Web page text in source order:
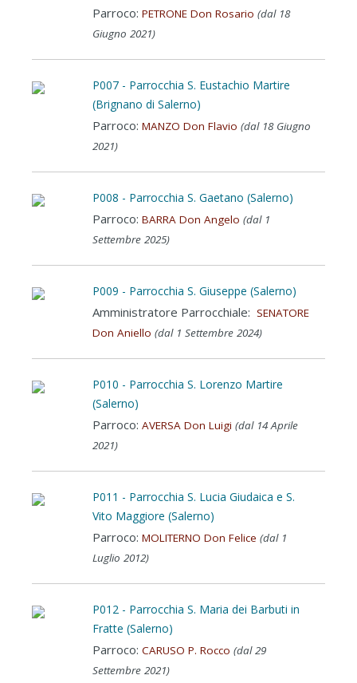
Parroco:PETRONE Don Rosario (dal 18
Giugno 2021)
P007 - Parrocchia S. Eustachio Martire
(Brignano di Salerno)
Parroco:MANZO Don Flavio (dal 18 Giugno
2021)
P008 - Parrocchia S. Gaetano (Salerno)
Parroco:BARRA Don Angelo (dal 1
Settembre 2025)
P009 - Parrocchia S. Giuseppe (Salerno)
Amministratore Parrocchiale: SENATORE
Don Aniello (dal 1 Settembre 2024)
P010 - Parrocchia S. Lorenzo Martire
(Salerno)
Parroco:AVERSA Don Luigi (dal 14 Aprile
2021)
P011 - Parrocchia S. Lucia Giudaica e S.
Vito Maggiore (Salerno)
Parroco:MOLITERNO Don Felice (dal 1
Luglio 2012)
P012 - Parrocchia S. Maria dei Barbuti in
Fratte (Salerno)
Parroco:CARUSO P. Rocco (dal 29
Settembre 2021)